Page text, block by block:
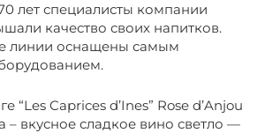
лет специалисты компании
качество своих напитков.
линии оснащены самым
“Les Caprices d’Ines” Rose d’Anjou
– вкусное сладкое вино светло —